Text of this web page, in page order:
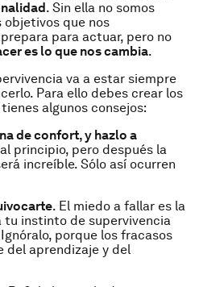
. Sin ella no somos
objetivos que nos
para actuar, pero no
es lo que nos cambia.
va a estar siempre
Para ello debes crear los
algunos consejos:
de confort, y hazlo a
principio, pero después la
increíble. Sólo así ocurren
. El miedo a fallar es la
tu instinto de supervivencia
porque los fracasos
del aprendizaje y del